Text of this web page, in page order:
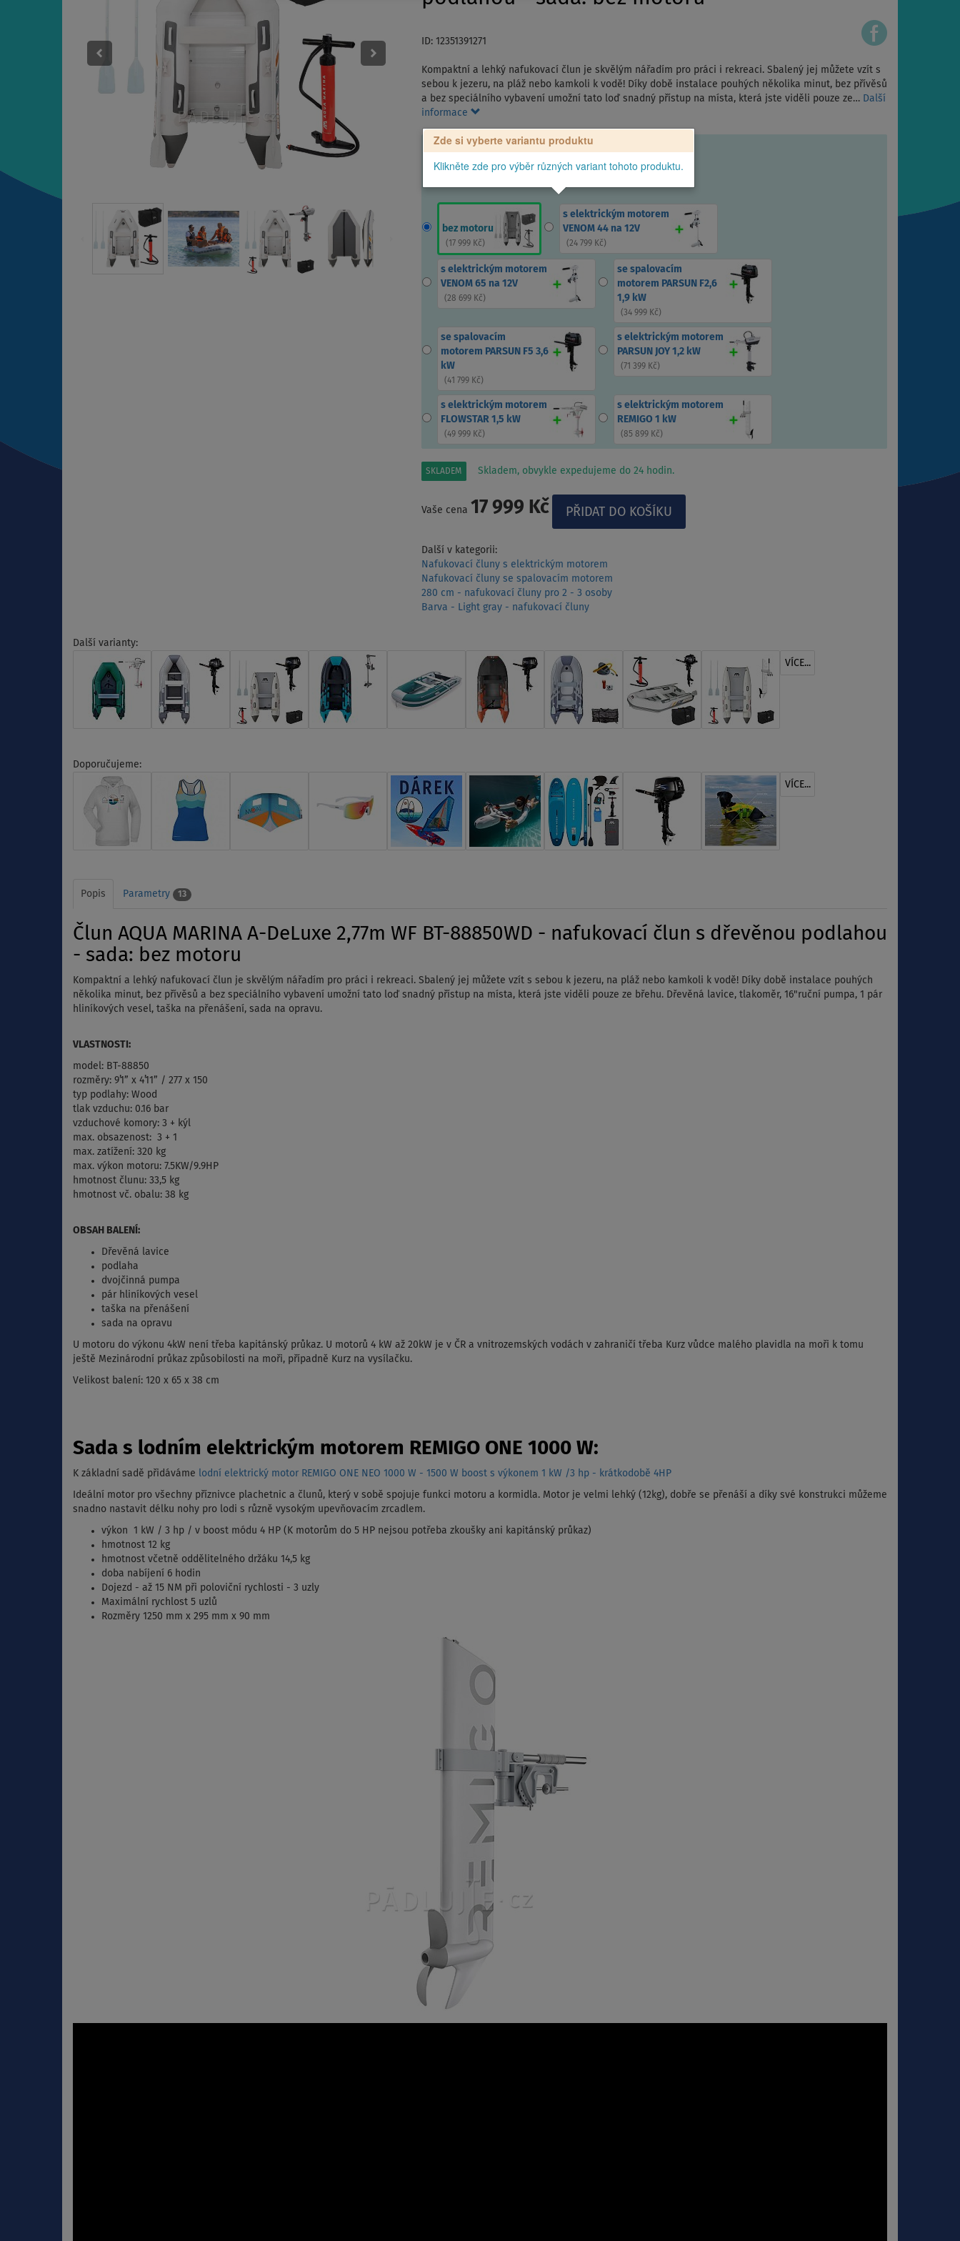
ID: 12351391271
Kompaktní a lehký nafukovací člun je skvělým nářadím pro práci i rekreaci. Sbalený jej můžete vzít s
sebou k jezeru, na pláž nebo kamkoli k vodě! Díky době instalace pouhých několika minut, bez přívěsů
a bez speciálního vybavení umožní tato loď snadný přístup na místa, která jste viděli pouze ze… Další
informace
Zde si vyberte variantu produktu
Klikněte zde pro výběr různých variant tohoto produktu.
bez motoru
( 17 999 Kč)
s elektrickým motorem
VENOM 44 na 12V
(24 799 Kč)
s elektrickým motorem
VENOM 65 na 12V
(28 699 Kč)
se spalovacím
motorem PARSUN F2,6
1,9 kW
(34 999 Kč)
se spalovacím
motorem PARSUN F5 3,6
kW
(41 799 Kč)
s elektrickým motorem
PARSUN JOY 1,2 kW
( 71 399 Kč)
s elektrickým motorem
FLOWSTAR 1,5 kW
(49 999 Kč)
s elektrickým motorem
REMIGO 1 kW
(85 899 Kč)
SKLADEM Skladem, obvykle expedujeme do 24 hodin.
Vaše cena 17 999 Kč
Další v kategorii:
Nafukovací čluny s elektrickým motorem
Nafukovací čluny se spalovacím motorem
280 cm - nafukovací čluny pro 2 - 3 osoby
Barva - Light gray - nafukovací čluny
Další varianty:
VÍCE...
Doporučujeme:
VÍCE...
Popis Parametry 13
Člun AQUA MARINA A-DeLuxe 2,77m WF BT-88850WD - nafukovací člun s dřevěnou podlahou
- sada: bez motoru
Kompaktní a lehký nafukovací člun je skvělým nářadím pro práci i rekreaci. Sbalený jej můžete vzít s sebou k jezeru, na pláž nebo kamkoli k vodě! Díky době instalace pouhých
několika minut, bez přívěsů a bez speciálního vybavení umožní tato loď snadný přístup na místa, která jste viděli pouze ze břehu. Dřevěná lavice, tlakoměr, 16"ruční pumpa, 1 pár
hliníkových vesel, taška na přenášení, sada na opravu.
VLASTNOSTI:
model: BT-88850
rozměry: 9’1” x 4’11” / 277 x 150
typ podlahy: Wood
tlak vzduchu: 0.16 bar
vzduchové komory: 3 + kýl
max. obsazenost: 3 + 1
max. zatížení: 320 kg
max. výkon motoru: 7.5KW/9.9HP
hmotnost člunu: 33,5 kg
hmotnost vč. obalu: 38 kg
OBSAH BALENÍ:
Dřevěná lavice
podlaha
dvojčinná pumpa
pár hliníkových vesel
taška na přenášení
sada na opravu
U motoru do výkonu 4kW není třeba kapitánský průkaz. U motorů 4 kW až 20kW je v ČR a vnitrozemských vodách v zahraničí třeba Kurz vůdce malého plavidla na moři k tomu
ještě Mezinárodní průkaz způsobilosti na moři, případně Kurz na vysílačku.
Velikost balení: 120 x 65 x 38 cm
Sada s lodním elektrickým motorem REMIGO ONE 1000 W:
K základní sadě přidáváme lodní elektrický motor REMIGO ONE NEO 1000 W - 1500 W boost s výkonem 1 kW /3 hp - krátkodobě 4HP
Ideální motor pro všechny příznivce plachetnic a člunů, který v sobě spojuje funkci motoru a kormidla. Motor je velmi lehký (12kg), dobře se přenáší a díky své konstrukci můžeme
snadno nastavit délku nohy pro lodi s různě vysokým upevňovacím zrcadlem.
výkon 1 kW / 3 hp / v boost módu 4 HP (K motorům do 5 HP nejsou potřeba zkoušky ani kapitánský průkaz)
hmotnost 12 kg
hmotnost včetně oddělitelného držáku 14,5 kg
doba nabíjení 6 hodin
Dojezd - až 15 NM při poloviční rychlosti - 3 uzly
Maximální rychlost 5 uzlů
Rozměry 1250 mm x 295 mm x 90 mm